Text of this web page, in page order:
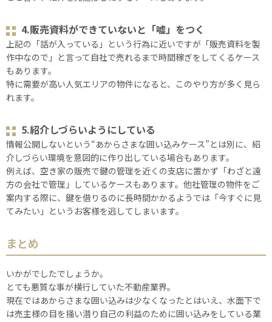
4.販売資料ができていないと「嘘」をつく
上記の「話が入っている」という⾏為に近いですが「販売資料を製
作中なので」と言って自社で売れるまで時間稼ぎをしてくるケース
もあります。
特に需要が高い人気エリアの物件になると、このやり方が多く見ら
れます。
5.紹介しづらいようにしている
情報公開しないという“あからさまな囲い込みケース”とは別に、紹
介しづらい環境を意図的に作り出している場合もあります。
例えば、空き家の販売で鍵の管理を近くの支店に置かず「わざと遠
方の会社で管理」しているケースもあります。他社管理の物件をご
案内する際に、鍵を借りるのに長時間かかるようでは「今すぐに見
てみたい」というお客様を逃してしまいます。
まとめ
いかがでしたでしょうか。
とても悪質な事が横行していた不動産業界。
現在ではあからさまな囲い込みは少なくなったとはいえ、水面下で
は売主様の目を掻い潜り自己の利益のために囲い込みをしている業